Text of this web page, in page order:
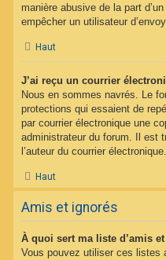
manière abusive de la part
empêcher un utilisateur
Haut
J’ai reçu un courrier
Nous en sommes navrés. Le
protections qui essaient de
par courrier électronique une
administrateur du forum. Il est
l’auteur du courrier
Haut
Amis et ignorés
À quoi sert ma liste d’amis
Vous pouvez utiliser ces listes